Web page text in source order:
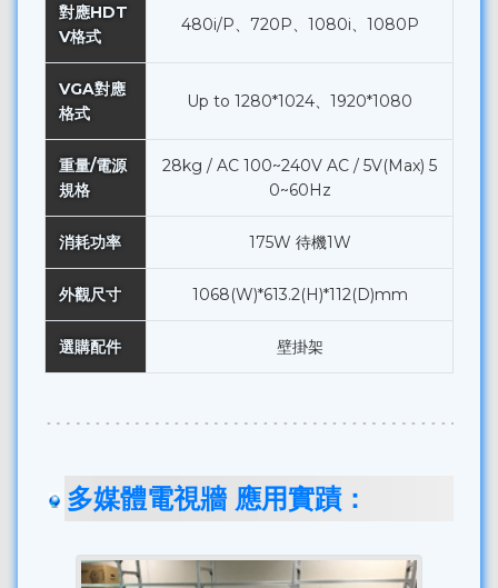
對應HDT
V格式
480i/P、720P、1080i、1080P
VGA對應
格式
Up to 1280*1024、1920*1080
重量/電源
規格
28kg / AC 100~240V AC / 5V(Max) 5
0~60Hz
消耗功率 175W 待機1W
外觀尺寸 1068(W)*613.2(H)*112(D)mm
選購配件 壁掛架
多媒體電視牆 應用實蹟：